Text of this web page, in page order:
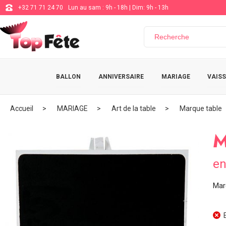
+32 71 71 24 70 Lun au sam : 9h - 18h | Dim: 9h - 13h
BALLON ANNIVERSAIRE MARIAGE
Accueil MARIAGE Art de la table Marque table